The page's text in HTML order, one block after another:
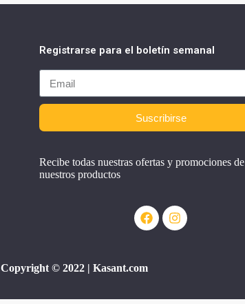
Registrarse para el boletín semanal
Suscribirse
Recibe todas nuestras ofertas y promociones de
nuestros productos
Copyright © 2022 | Kasant.com